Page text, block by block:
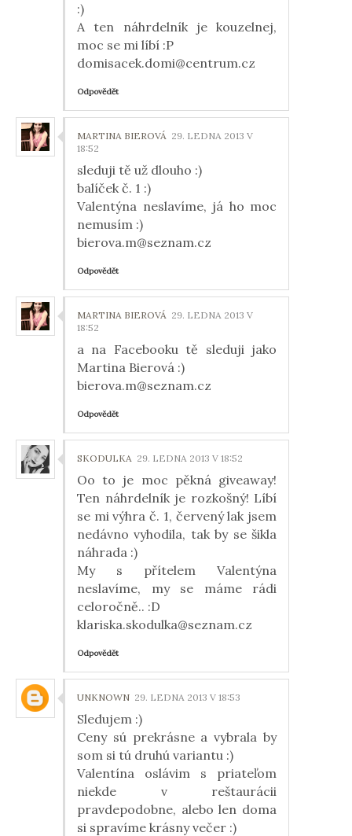
:)
A ten náhrdelník je kouzelnej,
moc se mi líbí :P
domisacek.domi@centrum.cz
Odpovědět
MARTINA BIEROVÁ 29. LEDNA 2013 V
18:52
sleduji tě už dlouho :)
balíček č. 1 :)
Valentýna neslavíme, já ho moc
nemusím :)
bierova.m@seznam.cz
Odpovědět
MARTINA BIEROVÁ 29. LEDNA 2013 V
18:52
a na Facebooku tě sleduji jako
Martina Bierová :)
bierova.m@seznam.cz
Odpovědět
SKODULKA 29. LEDNA 2013 V 18:52
Oo to je moc pěkná giveaway!
Ten náhrdelník je rozkošný! Líbí
se mi výhra č. 1, červený lak jsem
nedávno vyhodila, tak by se šikla
náhrada :)
My s přítelem Valentýna
neslavíme, my se máme rádi
celoročně.. :D
klariska.skodulka@seznam.cz
Odpovědět
UNKNOWN 29. LEDNA 2013 V 18:53
Sledujem :)
Ceny sú prekrásne a vybrala by
som si tú druhú variantu :)
Valentína oslávim s priateľom
niekde v reštaurácii
pravdepodobne, alebo len doma
si spravíme krásny večer :)